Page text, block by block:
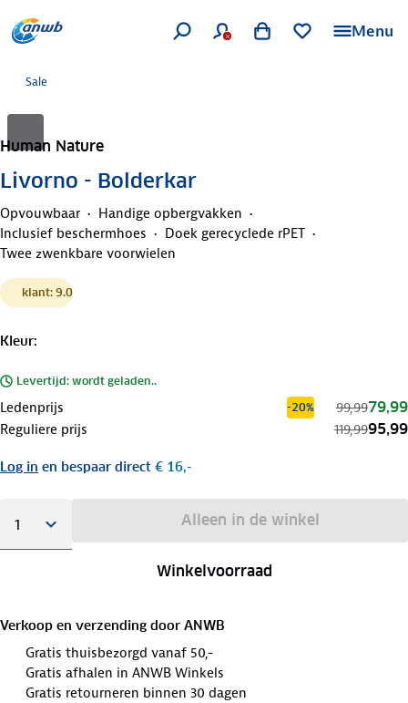
Menu
Sale
Human Nature
Livorno - Bolderkar
Opvouwbaar
Handige opbergvakken
Inclusief beschermhoes
Doek gerecyclede rPET
Twee zwenkbare voorwielen
klant: 9.0
Kleur:
Levertijd: wordt geladen..
Ledenprijs -20% 99,9979,99
Reguliere prijs 119,9995,99
Log in en bespaar direct € 16,-
Alleen in de winkel
Winkelvoorraad
Verkoop en verzending door ANWB
Gratis thuisbezorgd vanaf 50,-
Gratis afhalen in ANWB Winkels
Gratis retourneren binnen 30 dagen